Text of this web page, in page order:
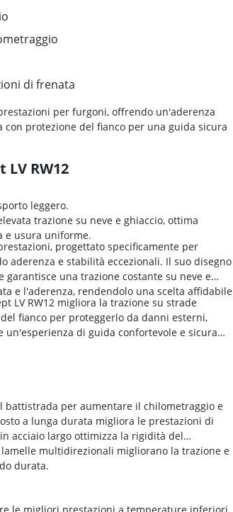
di frenata
per furgoni, offrendo un'aderenza
protezione del fianco per una guida sicura
RW12
leggero.
trazione su neve e ghiaccio, ottima
e usura uniforme.
progettato specificamente per
aderenza e stabilità eccezionali. Il suo disegno
una trazione costante su neve e
e l'aderenza, rendendolo una scelta affidabile
LV RW12 migliora la trazione su strade
fianco per proteggerlo da danni esterni,
di guida confortevole e sicura
battistrada per aumentare il chilometraggio e
a lunga durata migliora le prestazioni di
acciaio largo ottimizza la rigidità del
multidirezionali migliorano la trazione e
durata.